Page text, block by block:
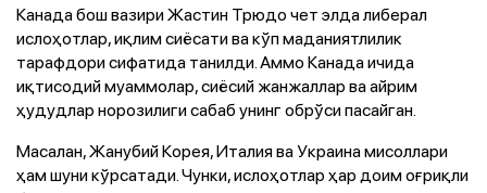
Канада бош вазири Жастин Трюдо чет элда либерал
ислоҳотлар, иқлим сиёсати ва кўп маданиятлилик
тарафдори сифатида танилди. Аммо Канада ичида
иқтисодий муаммолар, сиёсий жанжаллар ва айрим
ҳудудлар норозилиги сабаб унинг обрўси пасайган.
Масалан, Жанубий Корея, Италия ва Украина мисоллари
ҳам шуни кўрсатади. Чунки, ислоҳотлар ҳар доим оғриқли